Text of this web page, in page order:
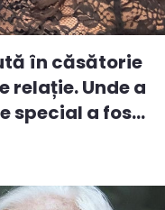
în căsătorie
relație. Unde a
special a fos...